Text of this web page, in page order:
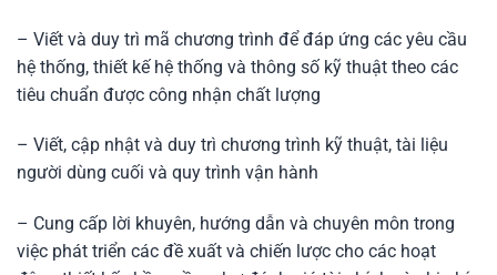
– Viết và duy trì mã chương trình để đáp ứng các yêu cầu
hệ thống, thiết kế hệ thống và thông số kỹ thuật theo các
tiêu chuẩn được công nhận chất lượng
– Viết, cập nhật và duy trì chương trình kỹ thuật, tài liệu
người dùng cuối và quy trình vận hành
– Cung cấp lời khuyên, hướng dẫn và chuyên môn trong
việc phát triển các đề xuất và chiến lược cho các hoạt